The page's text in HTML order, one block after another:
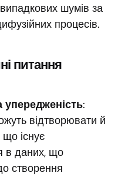
шумів за
процесів.
питання
упередженість:
відтворювати й
існує
в даних, що
створення